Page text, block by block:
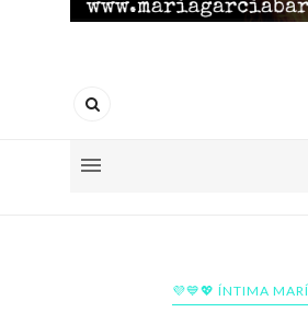
💜💙💖 ÍNTIMA